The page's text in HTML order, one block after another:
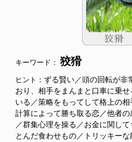
キーワード： 狡猾
ヒント： ずる賢い／頭の回転が非
おり、相手をまんまと口車に乗
いる／策略をもってして格上の
計算によって勝ち取る恋／他者
／群集心理を操る／お金に関し
とんだ食わせもの／トリッキー